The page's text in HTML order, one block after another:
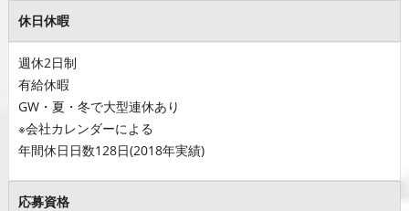
休日休暇
週休2日制
有給休暇
GW・夏・冬で大型連休あり
※会社カレンダーによる
年間休日日数128日(2018年実績)
応募資格